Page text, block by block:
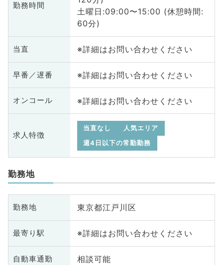
勤務時間
土曜日:09:00〜15:00 (休憩時間:
60分)
当直 ※詳細はお問い合わせください
早番／遅番 ※詳細はお問い合わせください
オンコール ※詳細はお問い合わせください
求人特徴
当直なし
人気エリア
週4日以下の常勤勤務
勤務地
勤務地 東京都江戸川区
最寄り駅 ※詳細はお問い合わせください
自動車通勤 相談可能